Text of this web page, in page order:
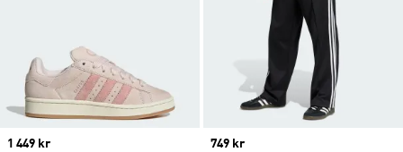
Price
1 449 kr
Price
749 kr